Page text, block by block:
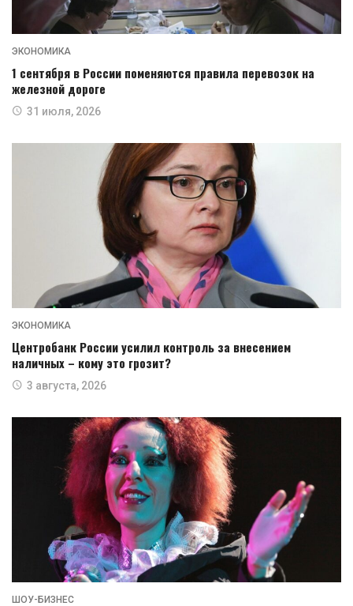
ЭКОНОМИКА
1 сентября в России поменяются правила перевозок на
железной дороге
31 июля, 2026
ЭКОНОМИКА
Центробанк России усилил контроль за внесением
наличных – кому это грозит?
3 августа, 2026
ШОУ-БИЗНЕС